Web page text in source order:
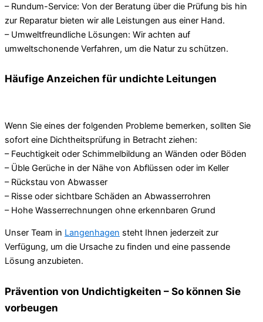
– Rundum-Service: Von der Beratung über die Prüfung bis hin
zur Reparatur bieten wir alle Leistungen aus einer Hand.
– Umweltfreundliche Lösungen: Wir achten auf
umweltschonende Verfahren, um die Natur zu schützen.
Häufige Anzeichen für undichte Leitungen
Wenn Sie eines der folgenden Probleme bemerken, sollten Sie
sofort eine Dichtheitsprüfung in Betracht ziehen:
– Feuchtigkeit oder Schimmelbildung an Wänden oder Böden
– Üble Gerüche in der Nähe von Abflüssen oder im Keller
– Rückstau von Abwasser
– Risse oder sichtbare Schäden an Abwasserrohren
– Hohe Wasserrechnungen ohne erkennbaren Grund
Unser Team in Langenhagen steht Ihnen jederzeit zur
Verfügung, um die Ursache zu finden und eine passende
Lösung anzubieten.
Prävention von Undichtigkeiten – So können Sie
vorbeugen